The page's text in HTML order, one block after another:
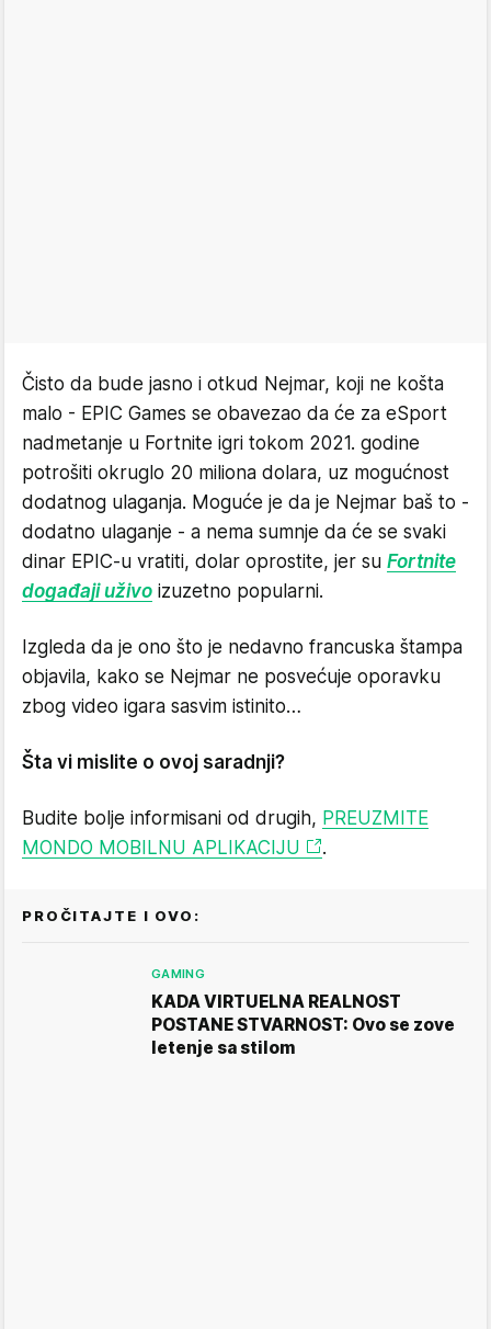
Čisto da bude jasno i otkud Nejmar, koji ne košta
malo - EPIC Games se obavezao da će za eSport
nadmetanje u Fortnite igri tokom 2021. godine
potrošiti okruglo 20 miliona dolara, uz mogućnost
dodatnog ulaganja. Moguće je da je Nejmar baš to -
dodatno ulaganje - a nema sumnje da će se svaki
dinar EPIC-u vratiti, dolar oprostite, jer su Fortnite
događaji uživo izuzetno popularni.
Izgleda da je ono što je nedavno francuska štampa
objavila, kako se Nejmar ne posvećuje oporavku
zbog video igara sasvim istinito…
Šta vi mislite o ovoj saradnji?
Budite bolje informisani od drugih, PREUZMITE
MONDO MOBILNU APLIKACIJU
.
PROČITAJTE I OVO:
GAMING
KADA VIRTUELNA REALNOST
POSTANE STVARNOST: Ovo se zove
letenje sa stilom